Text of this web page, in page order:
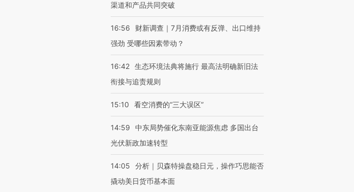
渠道和产品共同突破
16:56
财新调查｜7月消费或有反弹、出口维持
强劲 受哪些因素带动？
16:42 生态环境法典将施行 最高法明确新旧法
衔接与追责规则
15:10 看空消费的“三大误区”
14:59
中东局势催化东南亚能源焦虑 多国出台
光伏新政加速转型
14:05
分析｜贝森特操盘稳日元，操作巧思能否
撬动美日货币基本面